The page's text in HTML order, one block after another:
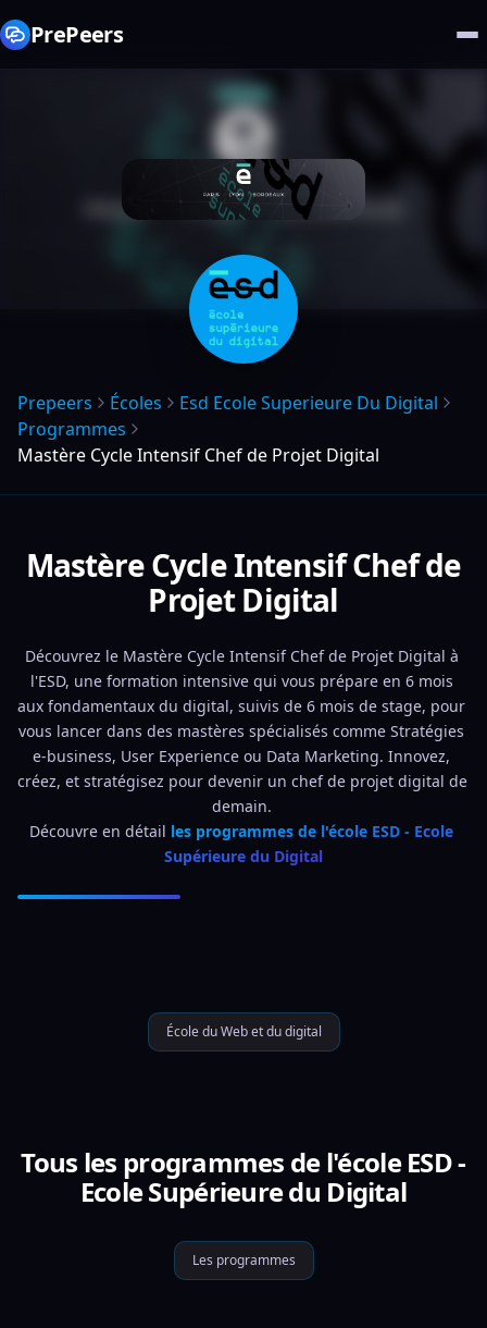
PrePeers
Prepeers Écoles
Esd Ecole Superieure Du Digital
Programmes
Mastère Cycle Intensif Chef de Projet Digital
Mastère Cycle Intensif Chef de
Projet Digital
Découvrez le Mastère Cycle Intensif Chef de Projet Digital à
l'ESD, une formation intensive qui vous prépare en 6 mois
aux fondamentaux du digital, suivis de 6 mois de stage, pour
vous lancer dans des mastères spécialisés comme Stratégies
e-business, User Experience ou Data Marketing. Innovez,
créez, et stratégisez pour devenir un chef de projet digital de
demain.
Découvre en détail les programmes de l'école ESD - Ecole
Supérieure du Digital
École du Web et du digital
Tous les programmes de l'école ESD -
Ecole Supérieure du Digital
Les programmes